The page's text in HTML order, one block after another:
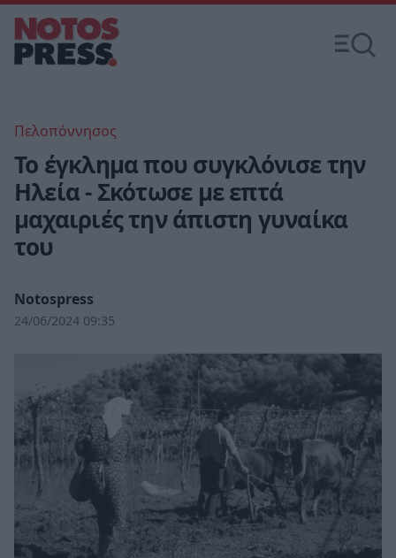
Πελοπόννησος
To έγκλημα που συγκλόνισε την
Ηλεία - Σκότωσε με επτά
μαχαιριές την άπιστη γυναίκα
του
Notospress
24/06/2024 09:35